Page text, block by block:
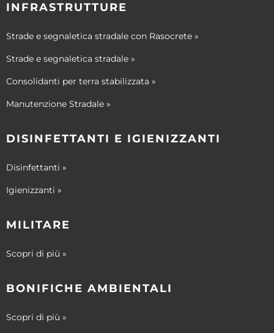
INFRASTRUTTURE
Strade e segnaletica stradale con Rasocrete »
Strade e segnaletica stradale »
Consolidanti per terra stabilizzata »
Manutenzione Stradale »
DISINFETTANTI E IGIENIZZANTI
Disinfettanti »
Igienizzanti »
MILITARE
Scopri di più »
BONIFICHE AMBIENTALI
Scopri di più »